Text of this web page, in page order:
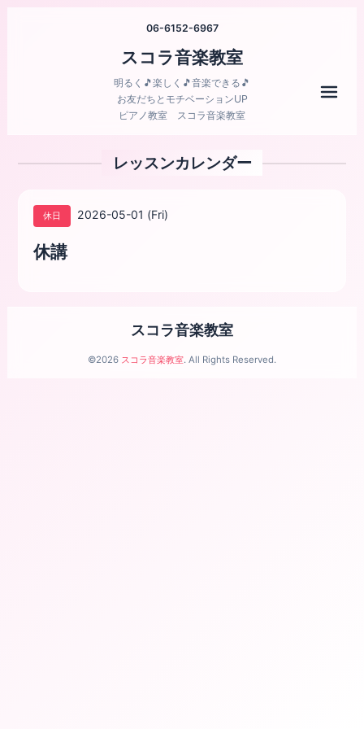
06-6152-6967
スコラ音楽教室
明るく🎵楽しく🎵音楽できる🎵
お友だちとモチベーションUP
ピアノ教室 スコラ音楽教室
レッスンカレンダー
休日 2026-05-01 (Fri)
休講
スコラ音楽教室
©2026 スコラ音楽教室. All Rights Reserved.